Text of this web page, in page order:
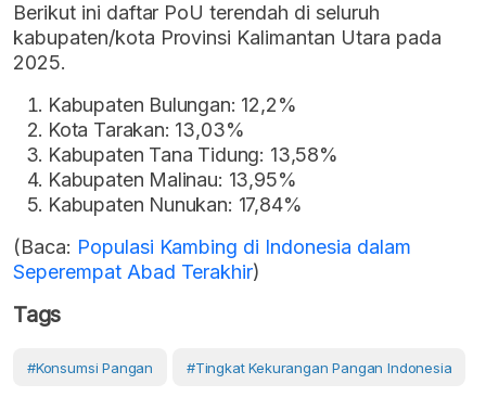
Berikut ini daftar PoU terendah di seluruh
kabupaten/kota Provinsi Kalimantan Utara pada
2025.
Kabupaten Bulungan: 12,2%
Kota Tarakan: 13,03%
Kabupaten Tana Tidung: 13,58%
Kabupaten Malinau: 13,95%
Kabupaten Nunukan: 17,84%
(Baca: Populasi Kambing di Indonesia dalam
Seperempat Abad Terakhir)
Tags
#konsumsi Pangan #Tingkat Kekurangan Pangan Indonesia